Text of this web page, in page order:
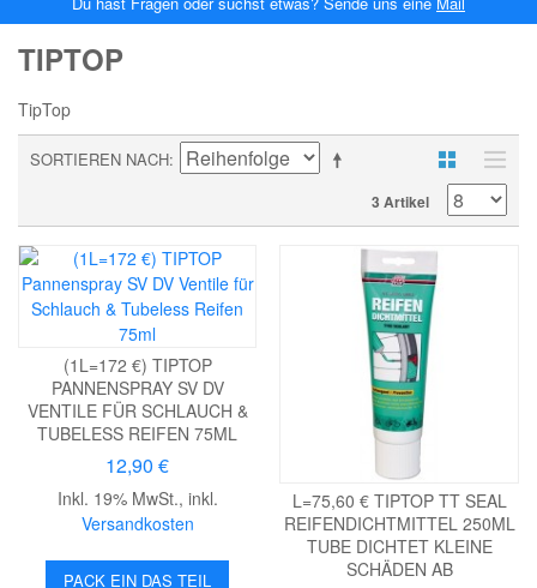
TIPTOP
TipTop
SORTIEREN NACH
3 Artikel
(1L=172 €) TIPTOP
PANNENSPRAY SV DV
VENTILE FÜR SCHLAUCH &
TUBELESS REIFEN 75ML
12,90 €
Inkl. 19% MwSt., inkl.
Versandkosten
PACK EIN DAS TEIL
L=75,60 € TIPTOP TT SEAL
REIFENDICHTMITTEL 250ML
TUBE DICHTET KLEINE
SCHÄDEN AB